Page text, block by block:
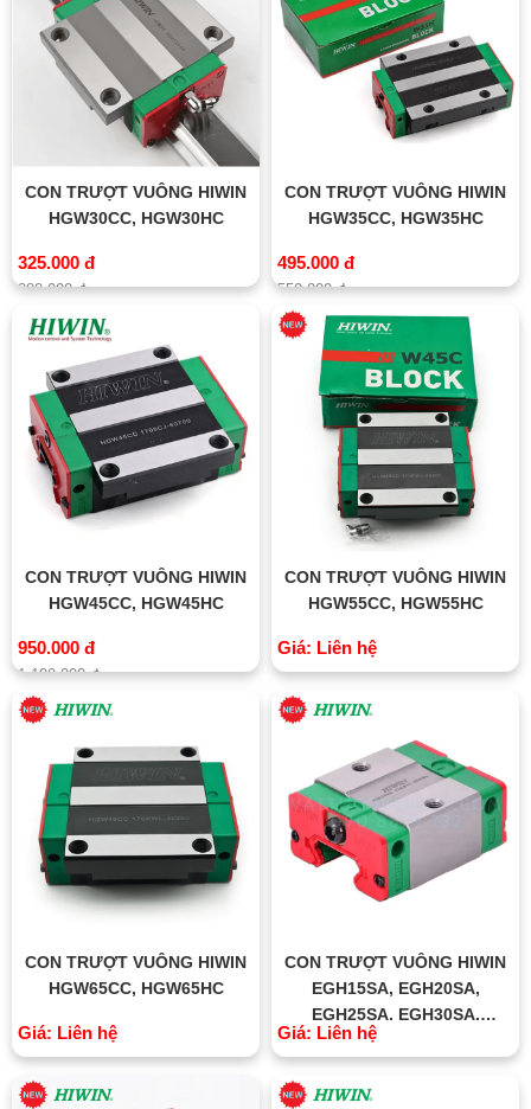
CON TRƯỢT VUÔNG HIWIN
HGW30CC, HGW30HC
325.000 đ
380.000 đ
CON TRƯỢT VUÔNG HIWIN
HGW35CC, HGW35HC
495.000 đ
550.000 đ
CON TRƯỢT VUÔNG HIWIN
HGW45CC, HGW45HC
950.000 đ
1.100.000 đ
CON TRƯỢT VUÔNG HIWIN
HGW55CC, HGW55HC
Giá: Liên hệ
CON TRƯỢT VUÔNG HIWIN
HGW65CC, HGW65HC
Giá: Liên hệ
CON TRƯỢT VUÔNG HIWIN
EGH15SA, EGH20SA,
EGH25SA, EGH30SA,
EGH35SA
Giá: Liên hệ